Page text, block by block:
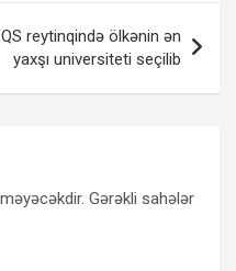
reytinqində ölkənin ən
yaxşı universiteti seçilib
Gərəkli sahələr